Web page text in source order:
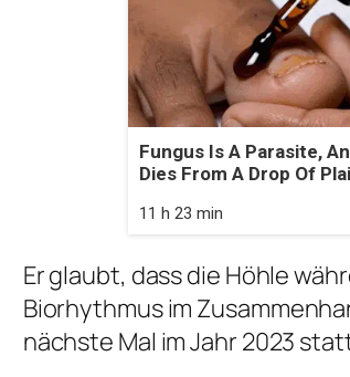
Fungus Is A Parasite,
Dies From A Drop Of
11 h 23 min
Er glaubt, dass die Höhle
Biorhythmus im
nächste Mal im Jahr 2023